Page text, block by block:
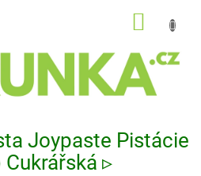
Joypaste Pistácie
▹